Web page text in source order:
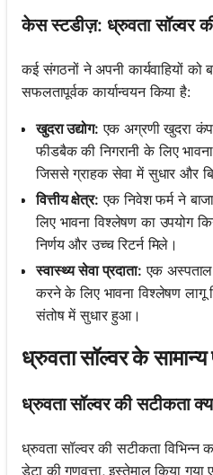
केस स्टडीज़: ध्रुवता सॉल्वर
कई संगठनों ने अपनी कार्यवाहियों को
सफलतापूर्वक कार्यान्वयन किया है:
खुदरा उद्योग: एक अग्रणी खुदरा
फीडबैक की निगरानी के लिए
जिससे ग्राहक सेवा में सुधार और
वित्तीय क्षेत्र: एक निवेश फर्म ने
लिए भावना विश्लेषण का उपयोग
निर्णय और उच्च रिटर्न मिले।
स्वास्थ्य सेवा प्रदाता: एक अस्पताल
करने के लिए भावना विश्लेषण
संतोष में सुधार हुआ।
ध्रुवता सॉल्वर के सामान्य
ध्रुवता सॉल्वर की सटीकता
ध्रुवता सॉल्वर की सटीकता विभिन्न
डेटा की गुणवत्ता, इस्तेमाल किया गया